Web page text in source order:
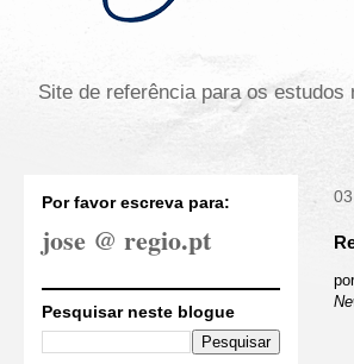
Site de referência para os
Por favor escreva para:
jose @ regio.pt
Pesquisar neste blogue